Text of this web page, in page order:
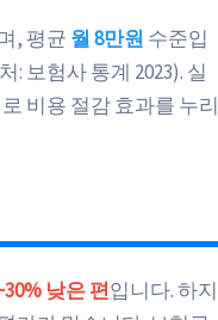
, 평균 월 8만원 수준입
: 보험사 통계 2023). 실
비용 절감 효과를 누리
낮은 편입니다. 하지